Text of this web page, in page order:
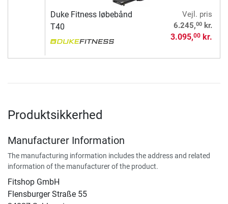
Duke Fitness løbebånd
T40
Vejl. pris
6.245,00kr.
3.095,00kr.
Produktsikkerhed
Manufacturer Information
The manufacturing information includes the address and related
information of the manufacturer of the product.
Fitshop GmbH
Flensburger Straße 55